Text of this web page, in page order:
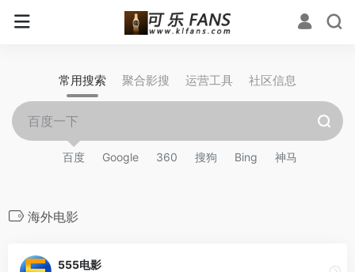
常用搜索 聚合影搜 运营工具 社区信息
百度 Google 360 搜狗 Bing 神马
海外电影
555电影